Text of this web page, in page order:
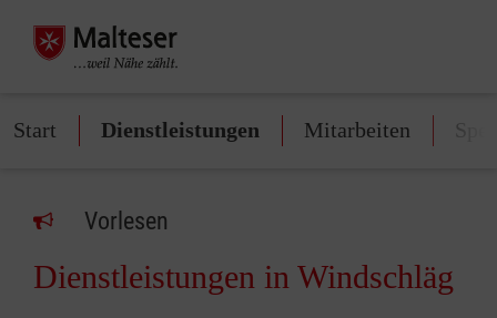
Start Dienstleistungen Mitarbeiten
Vorlesen
Dienstleistungen in Windschläg